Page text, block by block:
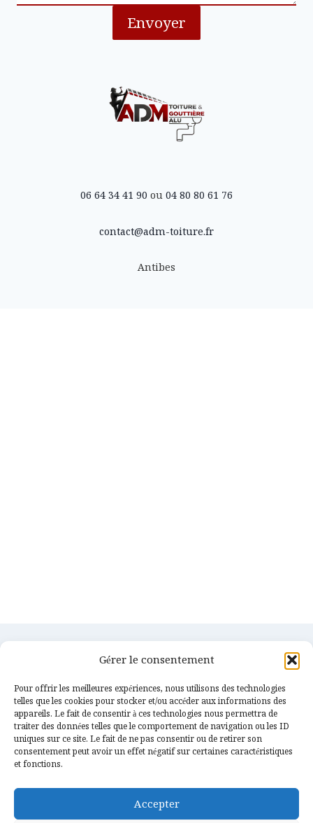
Gérer le consentement
Pour offrir les meilleures expériences, nous utilisons des technologies
telles que les cookies pour stocker et/ou accéder aux informations des
appareils. Le fait de consentir à ces technologies nous permettra de
traiter des données telles que le comportement de navigation ou les ID
uniques sur ce site. Le fait de ne pas consentir ou de retirer son
consentement peut avoir un effet négatif sur certaines caractéristiques
et fonctions.
Accepter
Envoyer
06 64 34 41 90 ou 04 80 80 61 76
contact@adm-toiture.fr
Antibes
Services